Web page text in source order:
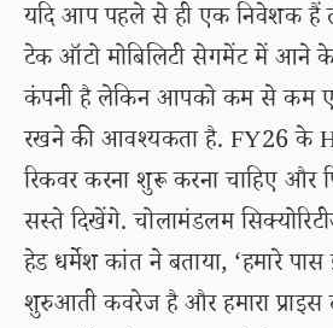
यदि आप पहले से ही एक निवेशक हैं
टेक ऑटो मोबिलिटी सेगमेंट में आने
कंपनी है लेकिन आपको कम से कम
रखने की आवश्यकता है. FY26 के
रिकवर करना शुरू करना चाहिए
सस्ते दिखेंगे. चोलामंडलम
हेड धर्मेश कांत ने बताया, ‘हमारे
शुरुआती कवरेज है और हमारा प्राइस